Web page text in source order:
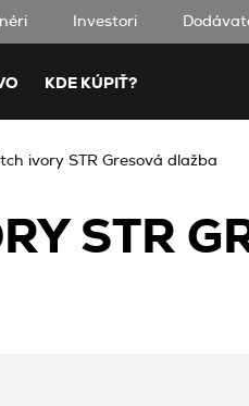
Investori
KDE KÚPIŤ?
ivory STR Gresová dlažba
STR